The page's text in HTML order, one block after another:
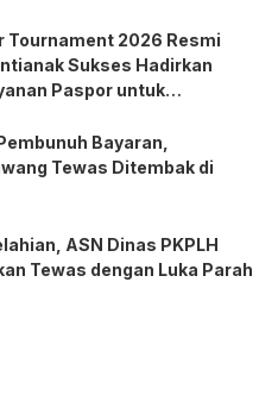
Tournament 2026 Resmi
Sukses Hadirkan
Paspor untuk
Bayaran,
Tewas Ditembak di
ASN Dinas PKPLH
Tewas dengan Luka Parah